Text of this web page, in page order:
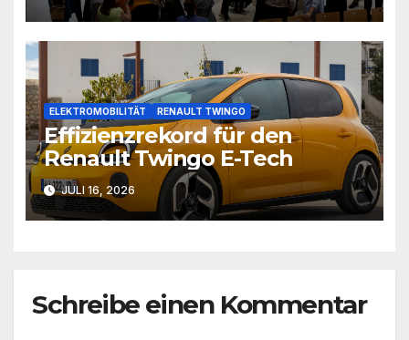
ELEKTROMOBILITÄT RENAULT TWINGO
Effizienzrekord für den
Renault Twingo E-Tech
JULI 16, 2026
Schreibe einen Kommentar